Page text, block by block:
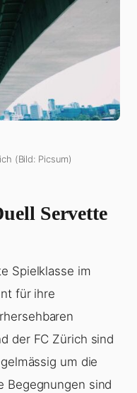
(Bild: Picsum)
Servette
Spielklasse im
für ihre
der FC Zürich sind
um die
Begegnungen sind